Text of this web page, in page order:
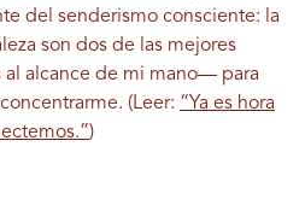
del senderismo consciente: la
son dos de las mejores
alcance de mi mano— para
(Leer: “Ya es hora
)